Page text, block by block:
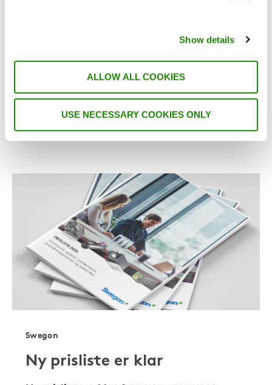
Show details
ALLOW ALL COOKIES
USE NECESSARY COOKIES ONLY
Vi starter et nyhedsbrev
eksklusive opdateringer direkte i din
indbakke. Tilmeld dig vores nyhedsbrev og
få inspiration, produktnyheder og nyttig
viden – direkte i din indbakke, 3-4 gange om
året.
Swegon
Ny prisliste er klar